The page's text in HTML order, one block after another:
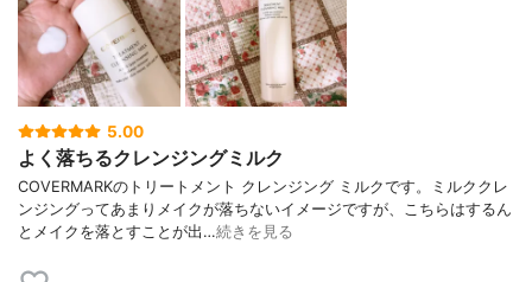
5.00
よく落ちるクレンジングミルク
COVERMARKのトリートメント クレンジング ミルクです。ミルククレ
ンジングってあまりメイクが落ちないイメージですが、こちらはするん
とメイクを落とすことが出…続きを見る